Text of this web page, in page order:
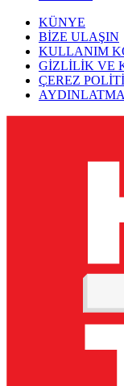
KÜNYE
BİZE ULAŞIN
KULLANIM
GİZLİLİK VE
ÇEREZ